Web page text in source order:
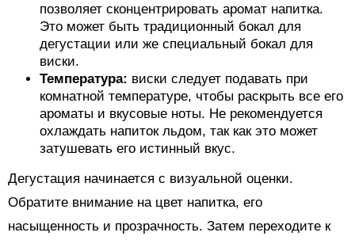
позволяет сконцентрировать аромат напитка.
Это может быть традиционный бокал для
дегустации или же специальный бокал для
виски.
Температура: виски следует подавать при
комнатной температуре, чтобы раскрыть все его
ароматы и вкусовые ноты. Не рекомендуется
охлаждать напиток льдом, так как это может
затушевать его истинный вкус.
Дегустация начинается с визуальной оценки.
Обратите внимание на цвет напитка, его
насыщенность и прозрачность. Затем переходите к